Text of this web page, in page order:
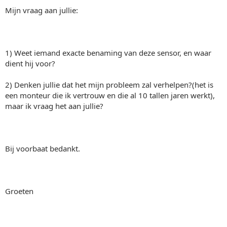
Mijn vraag aan jullie:
1) Weet iemand exacte benaming van deze sensor, en waar
dient hij voor?
2) Denken jullie dat het mijn probleem zal verhelpen?(het is
een monteur die ik vertrouw en die al 10 tallen jaren werkt),
maar ik vraag het aan jullie?
Bij voorbaat bedankt.
Groeten